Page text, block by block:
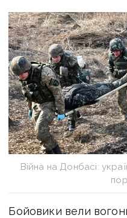
Війна на Донбасі:
Бойовики вели